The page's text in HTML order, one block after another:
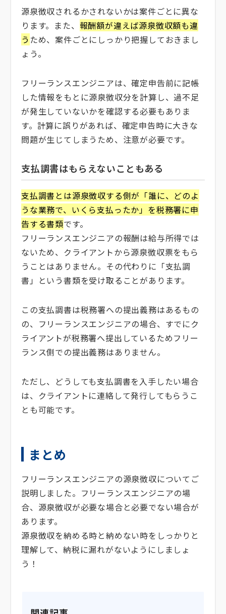
源泉徴収されるかされないかは案件ごとに異な
ります。また、 報酬額が違えば源泉徴収額も違
う ため、案件ごとにしっかり把握しておきまし
ょう。
フリーランスエンジニアは、確定申告前に記帳
した情報をもとに源泉徴収分を計算し、過不足
が発生していないかを確認する必要もありま
す。計算に誤りがあれば、確定申告時に大きな
問題が生じてしまうため、注意が必要です。
支払調書はもらえないこともある
支払調書とは源泉徴収する側が「誰に、どのよ
うな業務で、いくら支払ったか」を税務署に申
告する書類です。
フリーランスエンジニアの報酬は給与所得では
ないため、クライアントから源泉徴収票をもら
うことはありません。その代わりに「支払調
書」という書類を受け取ることがあります。
この支払調書は税務署への提出義務はあるもの
の、フリーランスエンジニアの場合、すでにク
ライアントが税務署へ提出しているためフリー
ランス側での提出義務はありません。
ただし、どうしても支払調書を入手したい場合
は、クライアントに連絡して発行してもらうこ
とも可能です。
まとめ
フリーランスエンジニアの源泉徴収についてご
説明しました。フリーランスエンジニアの場
合、源泉徴収が必要な場合と必要でない場合が
あります。
源泉徴収を納める時と納めない時をしっかりと
理解して、納税に漏れがないようにしましょ
う！